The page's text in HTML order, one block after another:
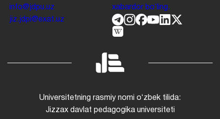
info@jdpu.uz
jiz.jdpi@exat.uz
xabardor boʻling.
Universitetning rasmiy nomi oʻzbek tilida:
Jizzax davlat pedagogika universiteti